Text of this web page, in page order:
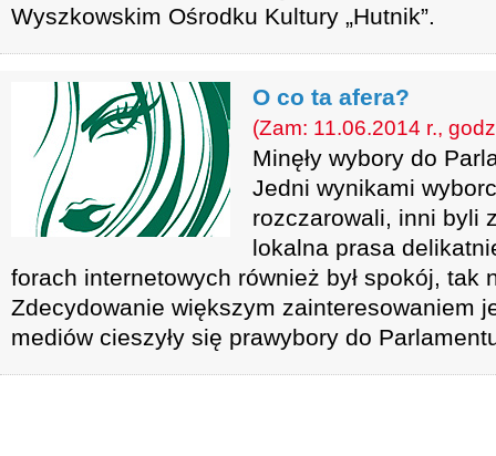
Wyszkowskim Ośrodku Kultury „Hutnik”.
O co ta afera?
(Zam: 11.06.2014 r.,
Minęły wybory do
Jedni wynikami
rozczarowali, inni byli
lokalna prasa
forach internetowych również był spokój, tak
Zdecydowanie większym zainteresowaniem
mediów cieszyły się prawybory do